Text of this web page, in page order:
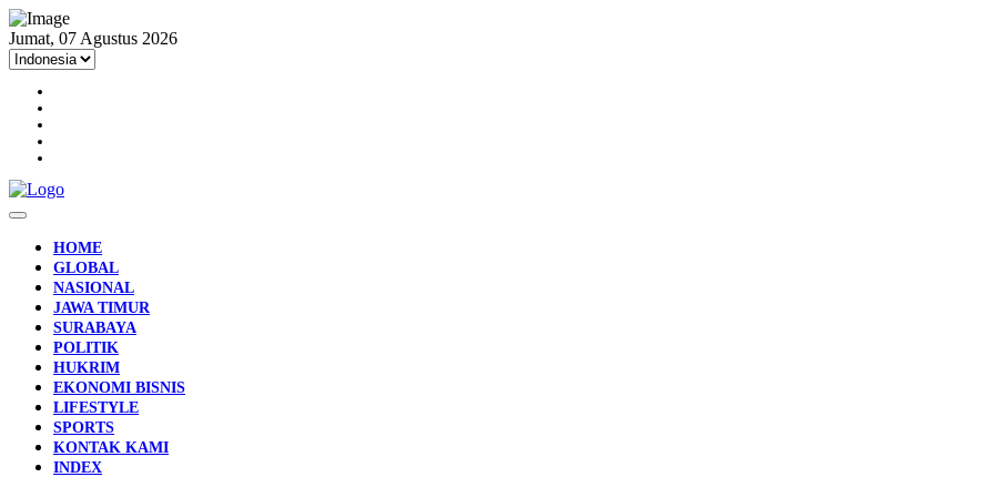
Jumat, 07 Agustus 2026
HOME
GLOBAL
NASIONAL
JAWA TIMUR
SURABAYA
POLITIK
HUKRIM
EKONOMI BISNIS
LIFESTYLE
SPORTS
KONTAK KAMI
INDEX